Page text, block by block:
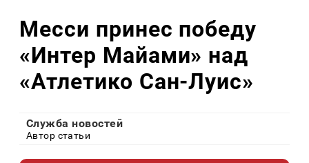
Месси принес победу
«Интер Майами» над
«Атлетико Сан-Луис»
Служба новостей
Автор статьи